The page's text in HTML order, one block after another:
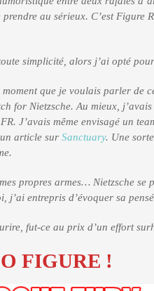
au sérieux. C’est Figure
simplicité, alors j’ai opté
que je voulais parler de
for Nietzsche. Au mieux,
J’avais même envisagé un
article sur Sanctuary. Une
propres armes… Nietzsche se
j’ai entrepris d’évoquer sa
fut-ce au prix d’un effort
FIGURE !